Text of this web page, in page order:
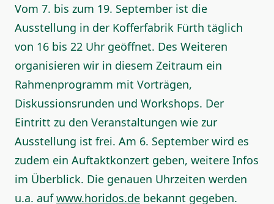
Vom 7. bis zum 19. September ist die
Ausstellung in der Kofferfabrik Fürth täglich
von 16 bis 22 Uhr geöffnet. Des Weiteren
organisieren wir in diesem Zeitraum ein
Rahmenprogramm mit Vorträgen,
Diskussionsrunden und Workshops. Der
Eintritt zu den Veranstaltungen wie zur
Ausstellung ist frei. Am 6. September wird es
zudem ein Auftaktkonzert geben, weitere Infos
im Überblick. Die genauen Uhrzeiten werden
u.a. aufwww.horidos.de bekannt gegeben.